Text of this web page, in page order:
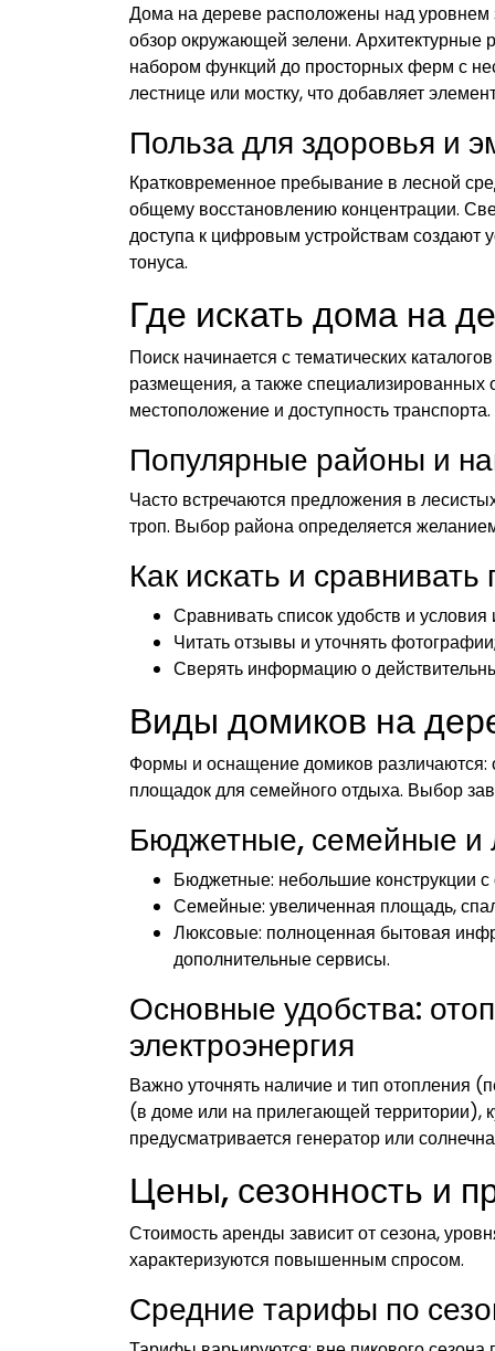
Дома на дереве расположены над уровнем
обзор окружающей зелени.
набором функций до просторных ферм с
лестнице или мостку, что добавляет
Польза для здоровья и
Кратковременное пребывание в лесной
общему восстановлению концентрации.
доступа к цифровым устройствам создают
тонуса.
Где искать дома на
Поиск начинается с тематических
размещения, а также специализированных
местоположение и доступность транспорта.
Популярные районы и
Часто встречаются предложения в
троп. Выбор района определяется
Как искать и
Сравнивать список удобств и условия
Читать отзывы и уточнять
Сверять информацию о
Виды домиков на
Формы и оснащение домиков
площадок для семейного отдыха. Выбор
Бюджетные, семейные и
Бюджетные: небольшие конструкции
Семейные: увеличенная площадь,
Люксовые: полноценная бытовая
дополнительные сервисы.
Основные удобства:
электроэнергия
Важно уточнять наличие и тип отопления
(в доме или на прилегающей территории),
предусматривается генератор или
Цены, сезонность и
Стоимость аренды зависит от сезона,
характеризуются повышенным спросом.
Средние тарифы по